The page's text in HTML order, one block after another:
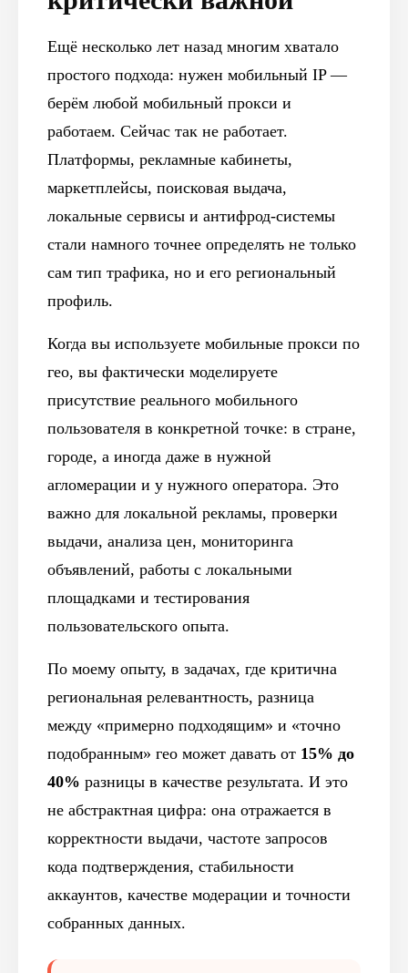
Ещё несколько лет назад многим хватало
простого подхода: нужен мобильный IP —
берём любой мобильный прокси и
работаем. Сейчас так не работает.
Платформы, рекламные кабинеты,
маркетплейсы, поисковая выдача,
локальные сервисы и антифрод-системы
стали намного точнее определять не только
сам тип трафика, но и его региональный
профиль.
Когда вы используете мобильные прокси по
гео, вы фактически моделируете
присутствие реального мобильного
пользователя в конкретной точке: в стране,
городе, а иногда даже в нужной
агломерации и у нужного оператора. Это
важно для локальной рекламы, проверки
выдачи, анализа цен, мониторинга
объявлений, работы с локальными
площадками и тестирования
пользовательского опыта.
По моему опыту, в задачах, где критична
региональная релевантность, разница
между «примерно подходящим» и «точно
подобранным» гео может давать от 15% до
40% разницы в качестве результата. И это
не абстрактная цифра: она отражается в
корректности выдачи, частоте запросов
кода подтверждения, стабильности
аккаунтов, качестве модерации и точности
собранных данных.